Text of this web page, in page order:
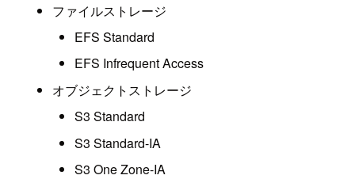
ファイルストレージ
EFS Standard
EFS Infrequent Access
オブジェクトストレージ
S3 Standard
S3 Standard-IA
S3 One Zone-IA